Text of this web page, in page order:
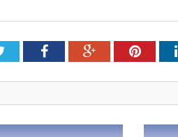
TwitterFacebookGoogle+